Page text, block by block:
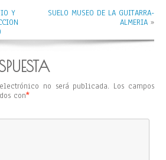
Y
SUELO MUSEO DE LA GUITARRA-
ALMERIA »
no será publicada. Los campos
con*